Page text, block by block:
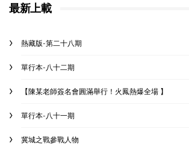
最新上載
熱藏版-第二十八期
單行本-八十二期
【陳某老師簽名會圓滿舉行！火鳳熱爆全場 】
單行本-八十一期
冀城之戰參戰人物